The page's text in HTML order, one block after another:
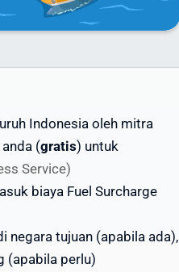
khusus sesuai volume
Untuk
kalkulator ongkir di
Intrasia.id.
- semakin besar
per kilogramnya. Ini
kirim paket murah
Indonesia oleh mitra
(gratis) untuk
Service)
biaya Fuel Surcharge
negara tujuan (apabila ada),
(apabila perlu)